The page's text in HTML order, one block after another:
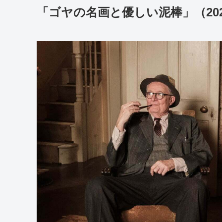
「ゴヤの名画と優しい泥棒」（